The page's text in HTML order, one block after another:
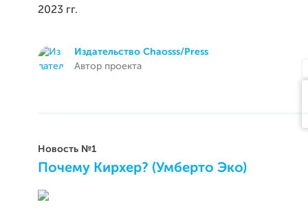
2023 гг.
Издательство Chaosss/Press
Автор проекта
Новость №1
Почему Кирхер? (Умберто Эко)